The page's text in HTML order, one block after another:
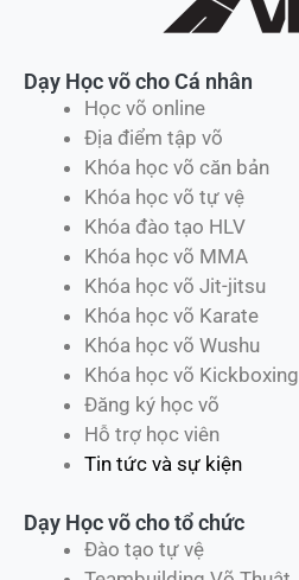
Dạy Học võ cho Cá nhân
Học võ online
Địa điểm tập võ
Khóa học võ căn bản
Khóa học võ tự vệ
Khóa đào tạo HLV
Khóa học võ MMA
Khóa học võ Jit-jitsu
Khóa học võ Karate
Khóa học võ Wushu
Khóa học võ Kickboxing
Đăng ký học võ
Hỗ trợ học viên
Tin tức và sự kiện
Dạy Học võ cho tổ chức
Đào tạo tự vệ